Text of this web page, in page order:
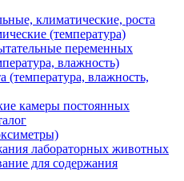
климатические, роста
(температура)
переменных
влажность)
(температура, влажность,
камеры постоянных
лабораторных животных
для содержания